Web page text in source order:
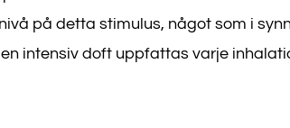
på detta stimulus, något som i
intensiv doft uppfattas varje